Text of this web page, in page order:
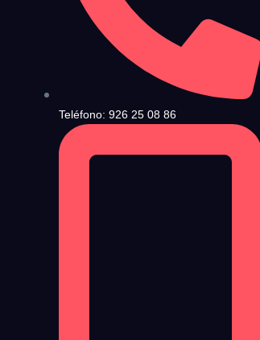
Teléfono: 926 25 08 86
Política de Privacidad , y a continuación confirma que estás